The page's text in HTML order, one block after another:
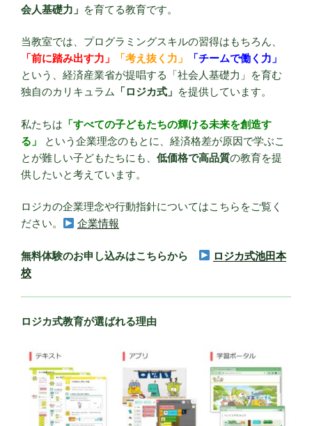
会人基礎力」 を育てる教育です。
当教室では、プログラミングスキルの習得はもちろん、
「前に踏み出す力」
「考え抜く力」
「チームで働く力」
という、経済産業省が提唱する「社会人基礎力」を育む
独自のカリキュラム
「ロジカ式」 を提供しています。
私たちは 「すべての子どもたちの輝ける未来を創造す
る」
という企業理念のもとに、経済格差が原因で学ぶこ
とが難しい子どもたちにも、 低価格で高品質の教育を提
供したいと考えています。
ロジカの企業理念や行動指針についてはこちらをご覧く
ださい。
企業情報
無料体験のお申し込みはこちらから
ロジカ式池田本
校
ロジカ式教育が選ばれる理由